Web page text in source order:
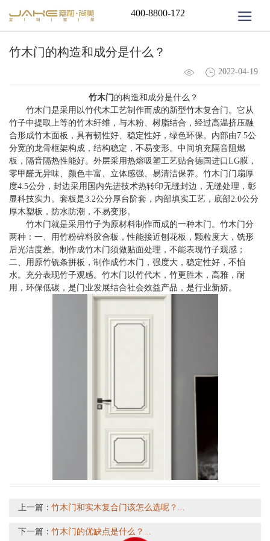
400-8800-172
竹木门的构造和成分是什么？
2022-04-19
竹木门 的构造和成分是什么？
竹木门是采用以竹代木工艺制作而成的新型竹木复合门。它从
竹子中提取上等的竹木纤维，与木粉、树脂结合，经过高温挤压融
合形成竹木面板，具有韧性好、稳定性好，绿色环保。内部由7.5公
分宽的龙骨框架构成，结构稳定，不易变形。中间填充隔音阻燃
板，隔音隔热性能好。外层采用热熔吸塑工艺贴合德国进口LG膜，
零甲醛无异味、颜色丰富、立体感强、易清洁保养。竹木门门扇厚
度4.5公分，封边采用国内先进技术热转印无缝封边，无缝处理，彰
显科技实力。套板是3.2公分厚台阶套，内部填实工艺，底部2.0公分
厚木塑板，防水防潮，不易变形。
竹木门就是采用竹子为原材料制作而成的一种木门。竹木门分
两种：一、用竹粉碎料胶合板，性能接近刨花板，颗粒度大，铣形
后光洁度差。制作成竹木门须做贴面处理，不能表现竹子观感；
二、用原竹铣条拼板，制作成竹木门，强度大，稳定性好，不怕
水。充分表现竹子观感。竹木门以竹代木，竹更胜木，高雅，耐
用，环保低碳，是门业发展结合社会效益产品，是行业新娇。
上一篇：竹木门和实木复合门该怎么选呢？...
下一篇：竹木门的优缺点是什么？...